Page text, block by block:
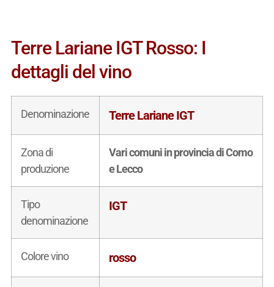
Terre Lariane IGT Rosso: I
dettagli del vino
Denominazione Terre Lariane IGT
Zona di
produzione
Vari comuni in provincia di Como
e Lecco
Tipo
denominazione
IGT
Colore vino rosso